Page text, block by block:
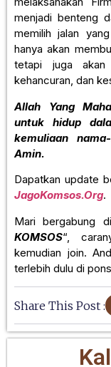
menjadi benteng
memilih jalan
hanya akan
tetapi juga akan
kehancuran, dan
Allah Yang
untuk hidup
kemuliaan
Amin.
Dapatkan update
JagoKomsos.Org.
Mari bergabung
KOMSOS“,
kemudian join.
terlebih dulu di
Share This Post :